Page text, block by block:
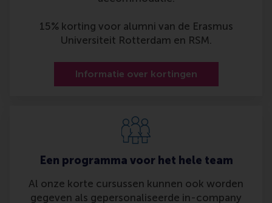
15% korting voor alumni van de Erasmus
Universiteit Rotterdam en RSM.
Informatie over kortingen
Een programma voor het hele team
Al onze korte cursussen kunnen ook worden
gegeven als gepersonaliseerde in-company